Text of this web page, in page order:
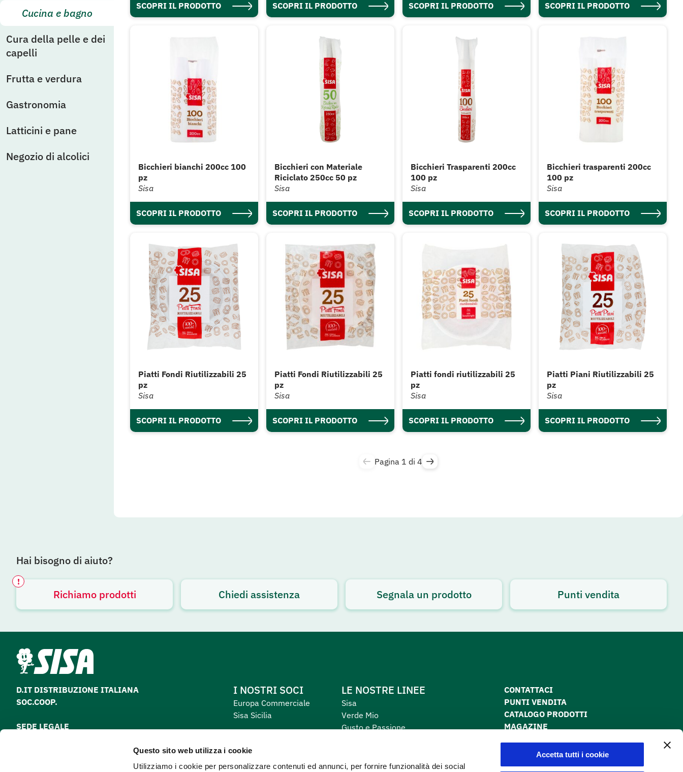
Questo sito web utilizza i cookie
Utilizziamo i cookie per personalizzare contenuti ed annunci, per fornire funzionalità dei social
Accetta tutti i cookie
Cucina e bagno
Cura della pelle e dei
capelli
Frutta e verdura
Gastronomia
Latticini e pane
Negozio di alcolici
SCOPRI IL PRODOTTO SCOPRI IL PRODOTTO SCOPRI IL PRODOTTO SCOPRI IL PRODOTTO
Bicchieri bianchi 200cc 100
pz
Sisa
SCOPRI IL PRODOTTO
Bicchieri con Materiale
Riciclato 250cc 50 pz
Sisa
SCOPRI IL PRODOTTO
Bicchieri Trasparenti 200cc
100 pz
Sisa
SCOPRI IL PRODOTTO
Bicchieri trasparenti 200cc
100 pz
Sisa
SCOPRI IL PRODOTTO
Piatti Fondi Riutilizzabili 25
pz
Sisa
SCOPRI IL PRODOTTO
Piatti Fondi Riutilizzabili 25
pz
Sisa
SCOPRI IL PRODOTTO
Piatti fondi riutilizzabili 25
pz
Sisa
SCOPRI IL PRODOTTO
Piatti Piani Riutilizzabili 25
pz
Sisa
SCOPRI IL PRODOTTO
Pagina 1 di 4
Hai bisogno di aiuto?
Richiamo prodotti
!
Avviso attivo
Chiedi assistenza Segnala un prodotto Punti vendita
D.IT DISTRIBUZIONE ITALIANA
SOC.COOP.
SEDE LEGALE
I NOSTRI SOCI
Europa Commerciale
Sisa Sicilia
LE NOSTRE LINEE
Sisa
Verde Mio
Gusto e Passione
CONTATTACI
PUNTI VENDITA
CATALOGO PRODOTTI
MAGAZINE
COOKIE POLICY